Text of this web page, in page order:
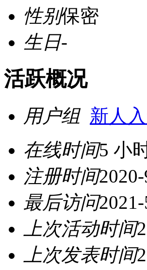
性别保密
生日-
活跃概况
用户组 新人
在线时间5 小
注册时间
最后访问
上次活动时间
上次发表时间